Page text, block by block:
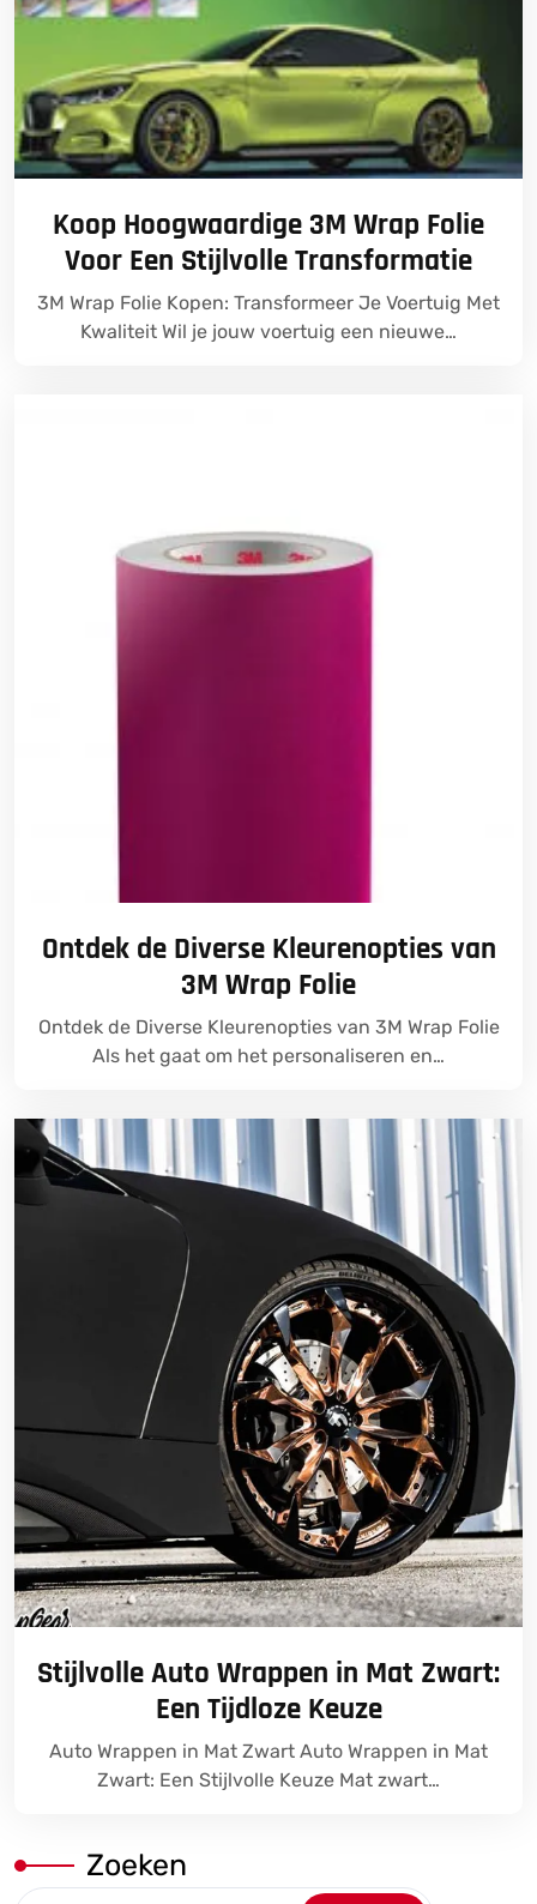
Koop Hoogwaardige 3M Wrap Folie
Voor Een Stijlvolle Transformatie
3M Wrap Folie Kopen: Transformeer Je Voertuig Met
Kwaliteit Wil je jouw voertuig een nieuwe…
Ontdek de Diverse Kleurenopties van
3M Wrap Folie
Ontdek de Diverse Kleurenopties van 3M Wrap Folie
Als het gaat om het personaliseren en…
Stijlvolle Auto Wrappen in Mat Zwart:
Een Tijdloze Keuze
Auto Wrappen in Mat Zwart Auto Wrappen in Mat
Zwart: Een Stijlvolle Keuze Mat zwart…
Zoeken